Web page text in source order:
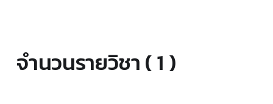
จำนวนรายวิชา ( 1 )